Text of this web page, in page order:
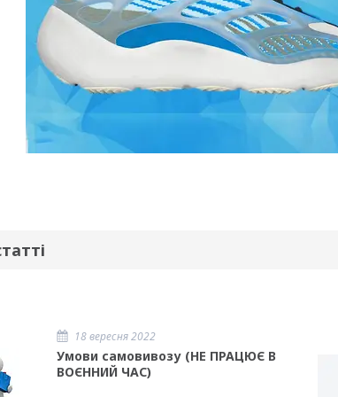
18 вересня 2022
Умови самовивозу (НЕ ПРАЦЮЄ В
ВОЄННИЙ ЧАС)